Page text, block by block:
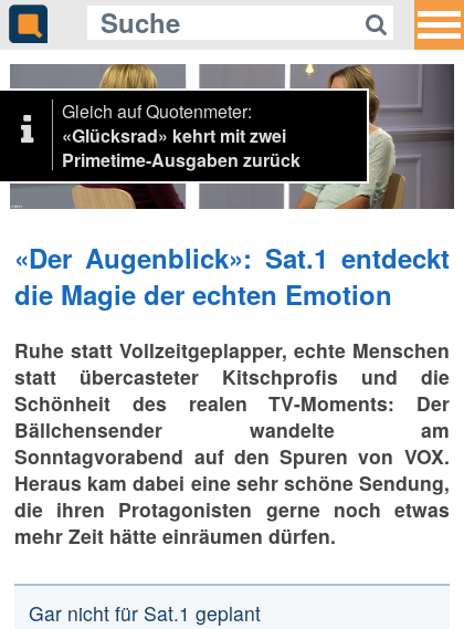
Gleich auf Quotenmeter:
«Glücksrad» kehrt mit zwei
Primetime-Ausgaben zurück
«Der Augenblick»: Sat.1 entdeckt
die Magie der echten Emotion
Ruhe statt Vollzeitgeplapper, echte Menschen
statt übercasteter Kitschprofis und die
Schönheit des realen TV-Moments: Der
Bällchensender wandelte am
Sonntagvorabend auf den Spuren von VOX.
Heraus kam dabei eine sehr schöne Sendung,
die ihren Protagonisten gerne noch etwas
mehr Zeit hätte einräumen dürfen.
Gar nicht für Sat.1 geplant